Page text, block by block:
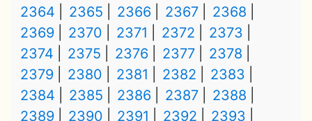
2364
2365 2366 2367
2368
2369
2370 2371 2372
2373
2374
2375 2376 2377
2378
2379
2380 2381 2382
2383
2384
2385 2386 2387
2388
2389
2390 2391 2392
2393